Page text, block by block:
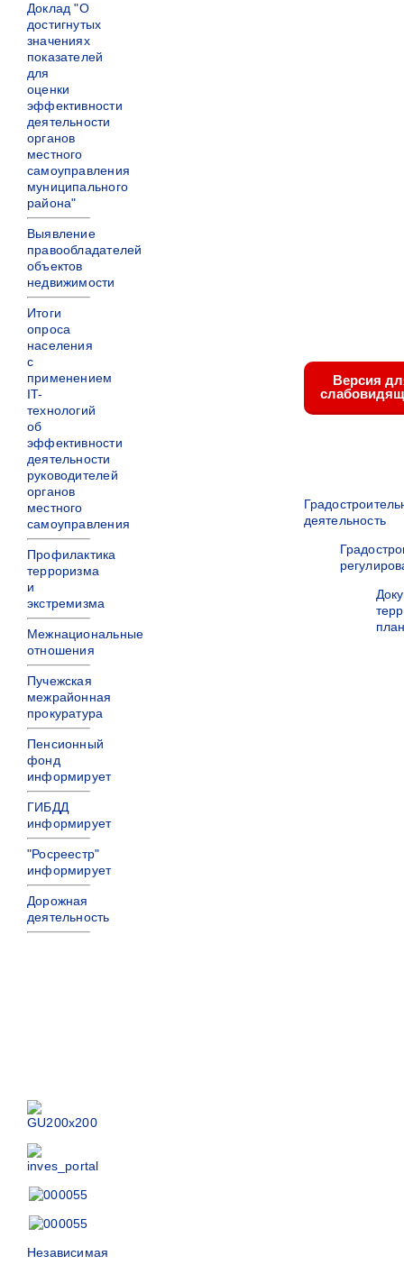
Доклад "О
достигнутых
значениях
показателей
для
оценки
эффективности
деятельности
органов
местного
самоуправления
муниципального
района"
Выявление
правообладателей
объектов
недвижимости
Итоги
опроса
населения
с
применением
IT-
технологий
об
эффективности
деятельности
руководителей
органов
местного
самоуправления
Профилактика
терроризма
и
экстремизма
Межнациональные
отношения
Пучежская
межрайонная
прокуратура
Пенсионный
фонд
информирует
ГИБДД
информирует
"Росреестр"
информирует
Дорожная
деятельность
Независимая
Версия
деятельность